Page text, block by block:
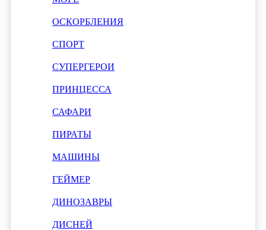
ОСКОРБЛЕНИЯ
СПОРТ
СУПЕРГЕРОИ
ПРИНЦЕССА
САФАРИ
ПИРАТЫ
МАШИНЫ
ГЕЙМЕР
ДИНОЗАВРЫ
ДИСНЕЙ